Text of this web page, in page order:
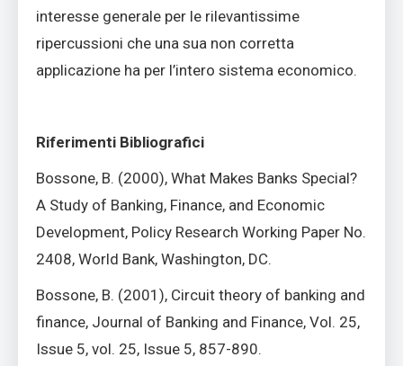
interesse generale per le rilevantissime
ripercussioni che una sua non corretta
applicazione ha per l’intero sistema economico.
Riferimenti Bibliografici
Bossone, B. (2000), What Makes Banks Special?
A Study of Banking, Finance, and Economic
Development, Policy Research Working Paper No.
2408, World Bank, Washington, DC.
Bossone, B. (2001), Circuit theory of banking and
finance, Journal of Banking and Finance, Vol. 25,
Issue 5, vol. 25, Issue 5, 857-890.